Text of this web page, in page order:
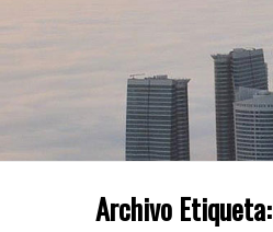
Archivo Etiqueta: